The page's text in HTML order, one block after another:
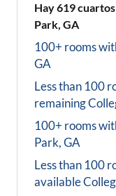
Hay619
Park, GA
100+ rooms
GA
Less than 100
remaining
100+ rooms
Park, GA
Less than 100
available